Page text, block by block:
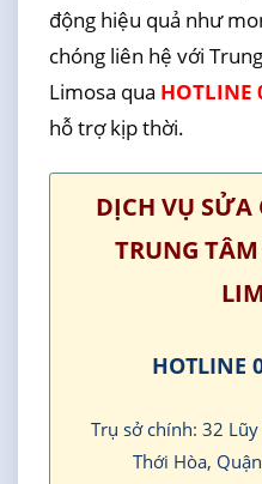
động hiệu quả như
chóng liên hệ với
Limosa qua HOTLINE
hỗ trợ kịp thời.
DỊCH VỤ SỬA
TRUNG
HOTLINE
Trụ sở chính: 32
Thới Hòa,